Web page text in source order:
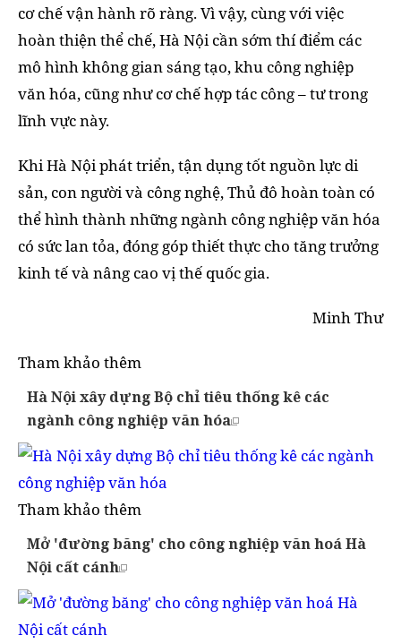
cơ chế vận hành rõ ràng. Vì vậy, cùng với việc
hoàn thiện thể chế, Hà Nội cần sớm thí điểm các
mô hình không gian sáng tạo, khu công nghiệp
văn hóa, cũng như cơ chế hợp tác công – tư trong
lĩnh vực này.
Khi Hà Nội phát triển, tận dụng tốt nguồn lực di
sản, con người và công nghệ, Thủ đô hoàn toàn có
thể hình thành những ngành công nghiệp văn hóa
có sức lan tỏa, đóng góp thiết thực cho tăng trưởng
kinh tế và nâng cao vị thế quốc gia.
Minh Thư
Tham khảo thêm
Hà Nội xây dựng Bộ chỉ tiêu thống kê các
ngành công nghiệp văn hóa
Tham khảo thêm
Mở 'đường băng' cho công nghiệp văn hoá Hà
Nội cất cánh